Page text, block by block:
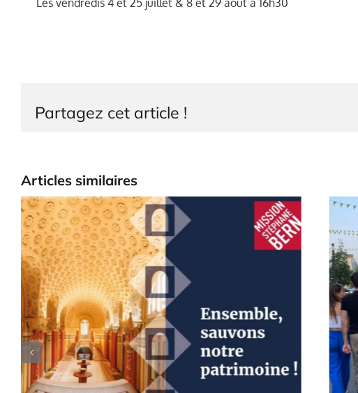
Les vendredis 4 et 25 juillet & 8 et 29 août à 16h30
Partagez cet article !
Articles similaires